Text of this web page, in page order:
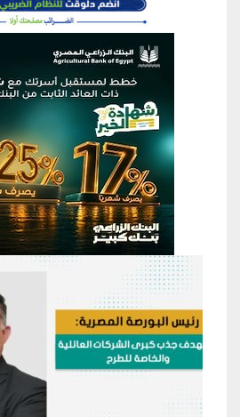
منطقة إعلانية